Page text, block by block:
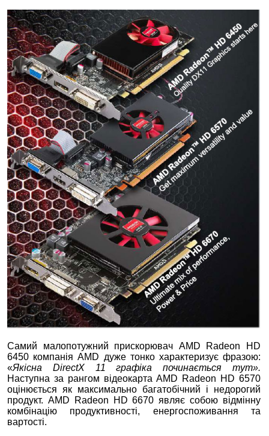
Самий малопотужний прискорювач AMD Radeon HD
6450 компанія AMD дуже тонко характеризує фразою:
«Якісна DirectХ 11 графіка починається тут».
Наступна за рангом відеокарта AMD Radeon HD 6570
оцінюється як максимально багатобічний і недорогий
продукт. AMD Radeon HD 6670 являє собою відмінну
комбінацію продуктивності, енергоспоживання та
вартості.